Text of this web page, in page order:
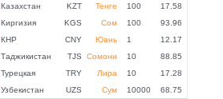
Казахстан
KZT Тенге 100
17.58
Киргизия
KGS Сом 100
93.96
КНР
CNY Юань 1
12.17
Таджикистан
TJS Сомони 10
88.85
Турецкая
TRY Лира 10
17.28
Узбекистан
UZS Сум 10000 68.75